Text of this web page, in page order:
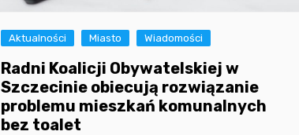
Aktualności Miasto Wiadomości
Radni Koalicji Obywatelskiej w
Szczecinie obiecują rozwiązanie
problemu mieszkań komunalnych
bez toalet